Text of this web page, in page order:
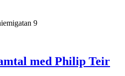
9
med Philip Teir